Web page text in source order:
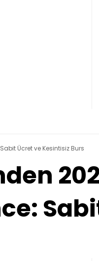
Ücret ve Kesintisiz Burs